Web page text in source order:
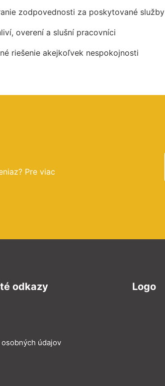
zodpovednosti za poskytované služby
overení a slušní pracovníci
riešenie akejkoľvek nespokojnosti
Pre viac
odkazy
osobných údajov
Logo